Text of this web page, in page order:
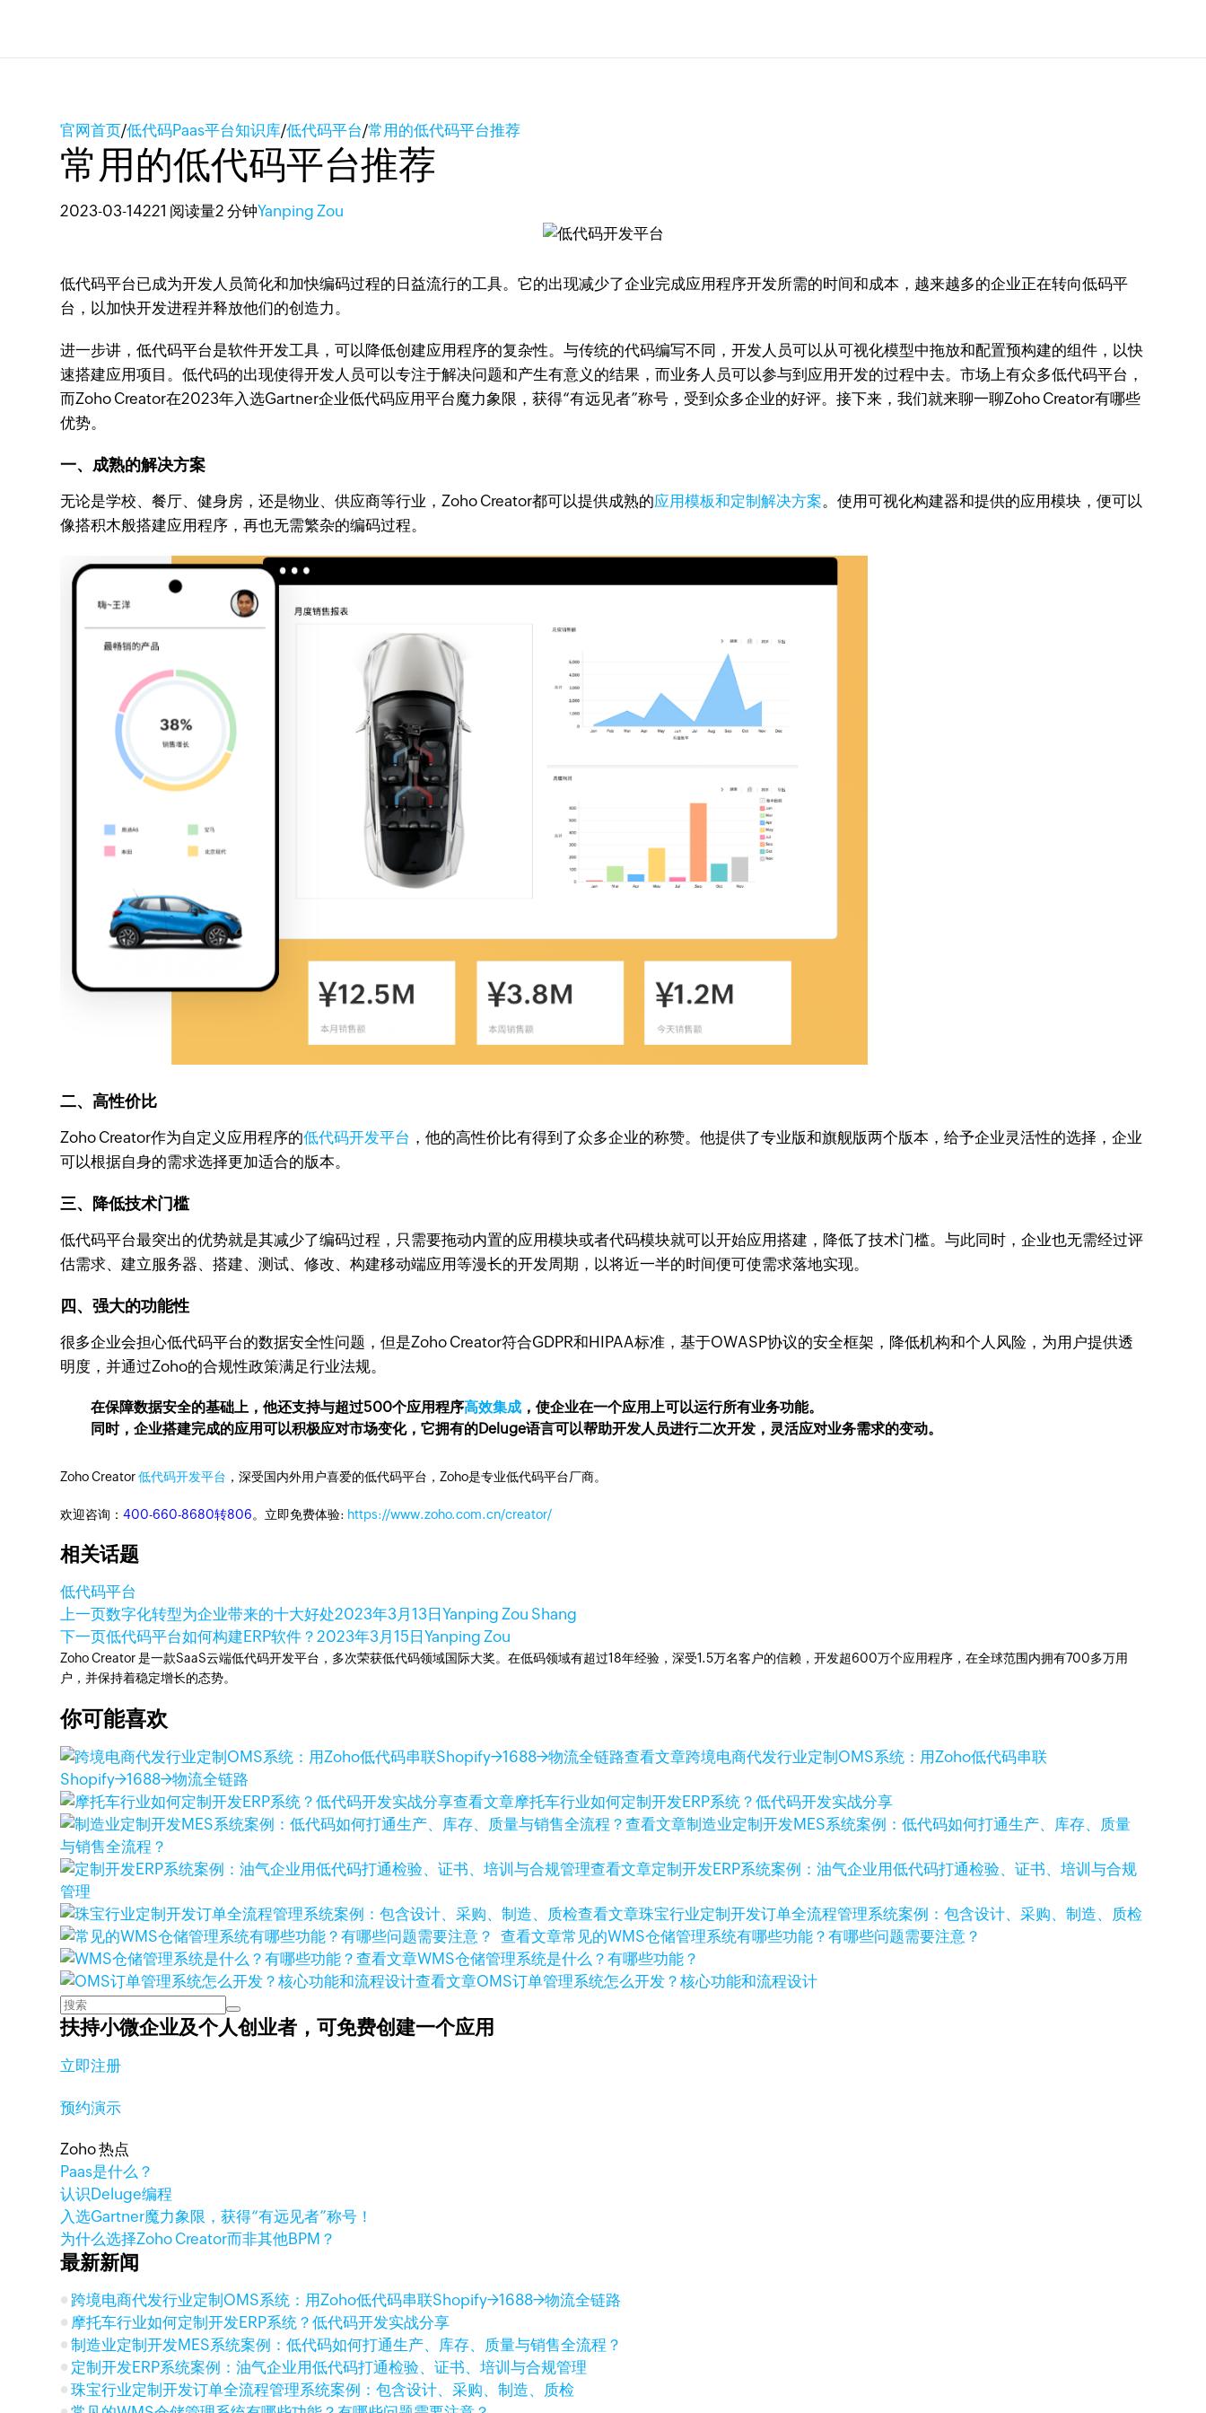
官网首页/低代码Paas平台知识库/低代码平台/常用的低代码平台推荐
常用的低代码平台推荐
2023-03-14221 阅读量2 分钟Yanping Zou
低代码平台已成为开发人员简化和加快编码过程的日益流行的工具。它的出现减少了企业完成应用程序开发所需的时间和成本，越来越多的企业正在转向低码平
台，以加快开发进程并释放他们的创造力。
进一步讲，低代码平台是软件开发工具，可以降低创建应用程序的复杂性。与传统的代码编写不同，开发人员可以从可视化模型中拖放和配置预构建的组件，以快
速搭建应用项目。低代码的出现使得开发人员可以专注于解决问题和产生有意义的结果，而业务人员可以参与到应用开发的过程中去。市场上有众多低代码平台，
而Zoho Creator在2023年入选Gartner企业低代码应用平台魔力象限，获得“有远见者”称号，受到众多企业的好评。接下来，我们就来聊一聊Zoho Creator有哪些
优势。
一、成熟的解决方案
无论是学校、餐厅、健身房，还是物业、供应商等行业，Zoho Creator都可以提供成熟的应用模板和定制解决方案。使用可视化构建器和提供的应用模块，便可以
像搭积木般搭建应用程序，再也无需繁杂的编码过程。
二、高性价比
Zoho Creator作为自定义应用程序的低代码开发平台 ，他的高性价比有得到了众多企业的称赞。他提供了专业版和旗舰版两个版本，给予企业灵活性的选择，企业
可以根据自身的需求选择更加适合的版本。
三、降低技术门槛
低代码平台最突出的优势就是其减少了编码过程，只需要拖动内置的应用模块或者代码模块就可以开始应用搭建，降低了技术门槛。与此同时，企业也无需经过评
估需求、建立服务器、搭建、测试、修改、构建移动端应用等漫长的开发周期，以将近一半的时间便可使需求落地实现。
四、强大的功能性
很多企业会担心低代码平台的数据安全性问题，但是Zoho Creator符合GDPR和HIPAA标准，基于OWASP协议的安全框架，降低机构和个人风险，为用户提供透
明度，并通过Zoho的合规性政策满足行业法规。
在保障数据安全的基础上，他还支持与超过500个应用程序高效集成 ，使企业在一个应用上可以运行所有业务功能。
同时，企业搭建完成的应用可以积极应对市场变化，它拥有的Deluge语言可以帮助开发人员进行二次开发，灵活应对业务需求的变动。
Zoho Creator低代码开发平台 ，深受国内外用户喜爱的低代码平台，Zoho是专业低代码平台厂商。
欢迎咨询：400-660-8680转806。立即免费体验: https://www.zoho.com.cn/creator/
相关话题
低代码平台
上一页数字化转型为企业带来的十大好处2023年3月13日Yanping Zou Shang
下一页低代码平台如何构建ERP软件？ 2023年3月15日Yanping Zou
Zoho Creator 是一款SaaS云端低代码开发平台，多次荣获低代码领域国际大奖。在低码领域有超过18年经验，深受1.5万名客户的信赖，开发超600万个应用程序，在全球范围内拥有700多万用
户，并保持着稳定增长的态势。
你可能喜欢
查看文章跨境电商代发行业定制OMS系统：用Zoho低代码串联
Shopify→1688→物流全链路
查看文章摩托车行业如何定制开发ERP系统？低代码开发实战分享
查看文章制造业定制开发MES系统案例：低代码如何打通生产、库存、质量
与销售全流程？
查看文章定制开发ERP系统案例：油气企业用低代码打通检验、证书、培训与合规
管理
查看文章珠宝行业定制开发订单全流程管理系统案例：包含设计、采购、制造、质检
查看文章常见的WMS仓储管理系统有哪些功能？有哪些问题需要注意？
查看文章WMS仓储管理系统是什么？有哪些功能？
查看文章OMS订单管理系统怎么开发？核心功能和流程设计
扶持小微企业及个人创业者，可免费创建一个应用
立即注册
预约演示
Zoho 热点
Paas是什么？
认识Deluge编程
入选Gartner魔力象限，获得“有远见者”称号！
为什么选择Zoho Creator而非其他BPM？
最新新闻
跨境电商代发行业定制OMS系统：用Zoho低代码串联Shopify→1688→物流全链路
摩托车行业如何定制开发ERP系统？低代码开发实战分享
制造业定制开发MES系统案例：低代码如何打通生产、库存、质量与销售全流程？
定制开发ERP系统案例：油气企业用低代码打通检验、证书、培训与合规管理
珠宝行业定制开发订单全流程管理系统案例：包含设计、采购、制造、质检